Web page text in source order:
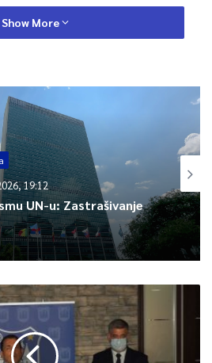
vrste u centru Sarajeva. Nakon što
parka koji će se prostirati na
mladih.
0
Article Rating
Show More
19:12
UN-u: Zastrašivanje